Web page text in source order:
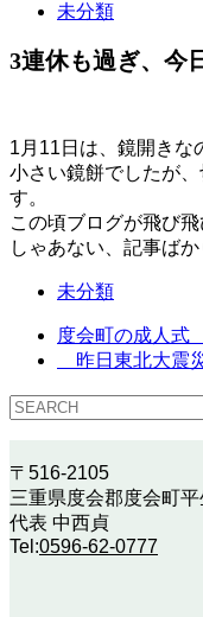
未分類
3連休も過ぎ、今
1月11日は、鏡開きな
小さい鏡餅でしたが
す。
この頃ブログが飛び
しゃあない、記事ば
未分類
度会町の成人
昨日東北大震
〒516-2105
三重県度会郡度会町
代表 中西貞
Tel:0596-62-0777